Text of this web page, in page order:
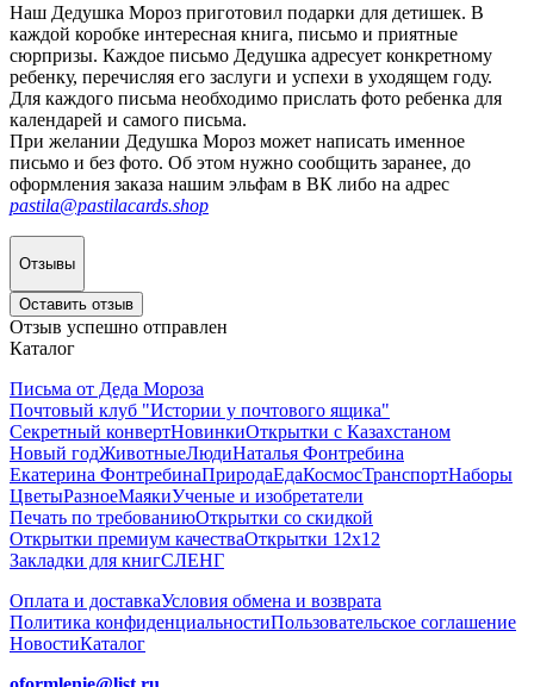
Наш Дедушка Мороз приготовил подарки для детишек. В
каждой коробке интересная книга, письмо и приятные
сюрпризы. Каждое письмо Дедушка адресует конкретному
ребенку, перечисляя его заслуги и успехи в уходящем году.
Для каждого письма необходимо прислать фото ребенка для
календарей и самого письма.
При желании Дедушка Мороз может написать именное
письмо и без фото. Об этом нужно сообщить заранее, до
оформления заказа нашим эльфам в ВК либо на адрес
pastila@pastilacards.shop
Отзывы
Оставить отзыв
Отзыв успешно отправлен
Каталог
Письма от Деда Мороза
Почтовый клуб "Истории у почтового ящика"
Секретный конвертНовинкиОткрытки с Казахстаном
Новый годЖивотныеЛюдиНаталья Фонтребина
Екатерина ФонтребинаПриродаЕдаКосмосТранспортНаборы
ЦветыРазноеМаякиУченые и изобретатели
Печать по требованиюОткрытки со скидкой
Открытки премиум качестваОткрытки 12х12
Закладки для книгСЛЕНГ
Оплата и доставкаУсловия обмена и возврата
Политика конфиденциальностиПользовательское соглашение
НовостиКаталог